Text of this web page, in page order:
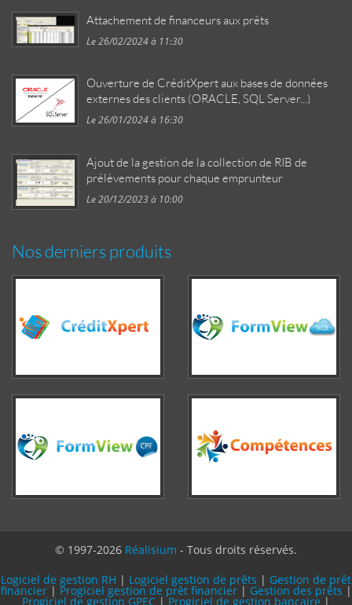
Attachement de financeurs aux prêts
Le 26/02/2024 à 11:30
Ouverture de CréditXpert aux bases de données
externes des clients (ORACLE, SQL Server...)
Le 26/01/2024 à 16:30
Ajout de la gestion de la collection de RIB de
prélèvements pour chaque emprunteur
Le 20/12/2023 à 10:00
Nos derniers produits
© 1997-2026 Réalisium - Tous droits réservés.
Logiciel de gestion RH | Logiciel gestion de prêts | Gestion de prêt
financier| Progiciel gestion de prêt financier | Gestion des prêts |
Progiciel de gestion GPEC |Progiciel de gestion bancaire |